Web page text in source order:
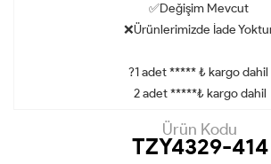
✅Değişim Mevcut
❌Ürünlerimizde İade
?1 adet ***** ₺ kargo dahil
2 adet *****₺ kargo dahil
Ürün Kodu
TZY4329-414